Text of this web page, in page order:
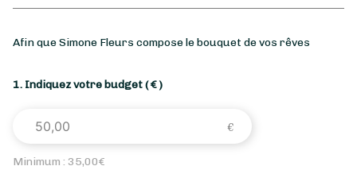
Afin que Simone Fleurs compose le bouquet de vos rêves
1. Indiquez votre budget( € )
Minimum : 35,00€